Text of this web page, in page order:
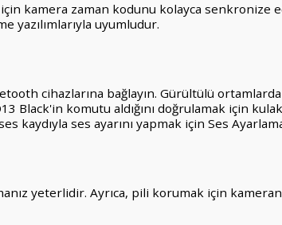
kamera zaman kodunu kolayca senkronize
yazılımlarıyla uyumludur.
cihazlarına bağlayın. Gürültülü
komutu aldığını doğrulamak için
kaydıyla ses ayarını yapmak için Ses
yeterlidir. Ayrıca, pili korumak için